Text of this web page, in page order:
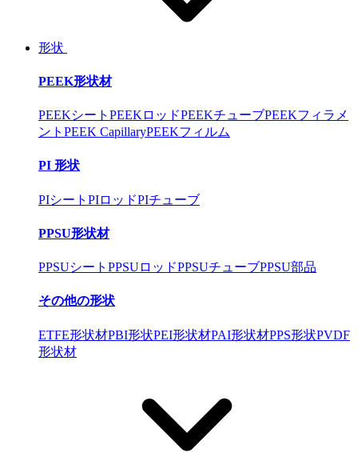
形状
PEEK形状材
PEEKシート PEEKロッドPEEKチューブPEEKフィラメ
ント PEEK CapillaryPEEKフィルム
PI 形状
PIシート PIロッドPIチューブ
PPSU形状材
PPSUシート PPSUロッドPPSUチューブPPSU部品
その他の形状
ETFE形状材PBI形状PEI形状材PAI形状材PPS形状PVDF
形状材